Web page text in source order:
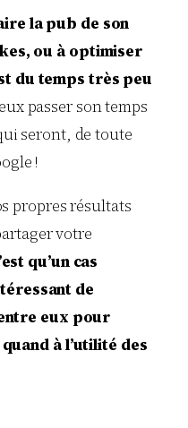
la pub de son
ou à optimiser
du temps très peu
passer son temps
seront, de toute
!
propres résultats
votre
qu’un cas
de
eux pour
à l’utilité des